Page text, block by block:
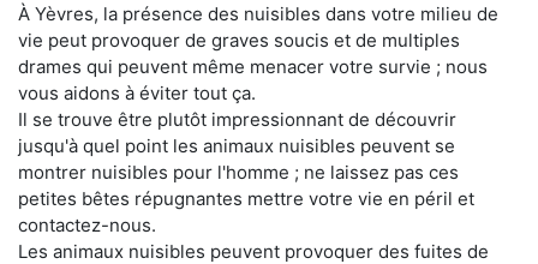
À Yèvres, la présence des nuisibles dans votre milieu de
vie peut provoquer de graves soucis et de multiples
drames qui peuvent même menacer votre survie ; nous
vous aidons à éviter tout ça.
Il se trouve être plutôt impressionnant de découvrir
jusqu'à quel point les animaux nuisibles peuvent se
montrer nuisibles pour l'homme ; ne laissez pas ces
petites bêtes répugnantes mettre votre vie en péril et
contactez-nous.
Les animaux nuisibles peuvent provoquer des fuites de